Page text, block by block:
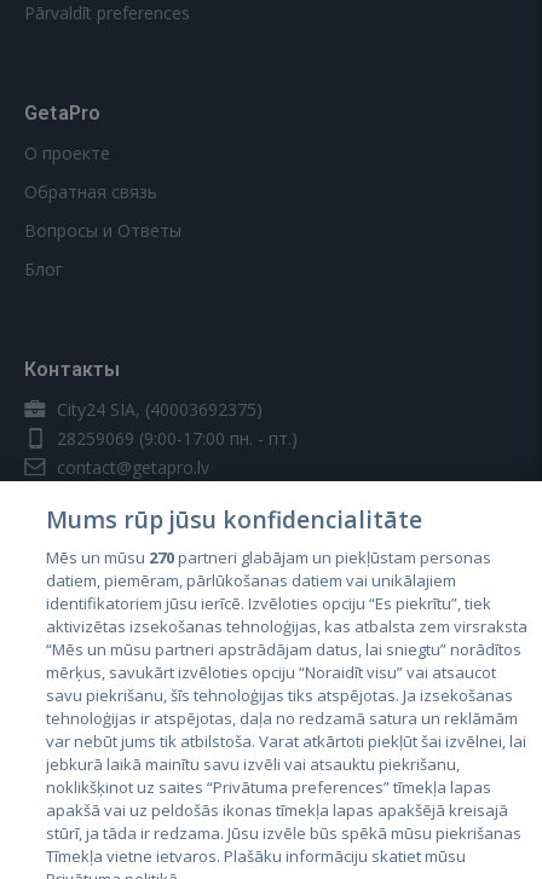
Pārvaldīt preferences
GetaPro
О проекте
Обратная связь
Вопросы и Ответы
Блог
Контакты
City24 SIA, (40003692375)
28259069 (9:00-17:00 пн. - пт.)
contact@getapro.lv
Страны
Эстония
Латвия
Литва
Mums rūp jūsu konfidencialitāte
Mēs un mūsu 270partneri glabājam un piekļūstam personas
datiem, piemēram, pārlūkošanas datiem vai unikālajiem
identifikatoriem jūsu ierīcē. Izvēloties opciju “Es piekrītu”, tiek
aktivizētas izsekošanas tehnoloģijas, kas atbalsta zem virsraksta
“Mēs un mūsu partneri apstrādājam datus, lai sniegtu” norādītos
mērķus, savukārt izvēloties opciju “Noraidīt visu” vai atsaucot
savu piekrišanu, šīs tehnoloģijas tiks atspējotas. Ja izsekošanas
tehnoloģijas ir atspējotas, daļa no redzamā satura un reklāmām
var nebūt jums tik atbilstoša. Varat atkārtoti piekļūt šai izvēlnei, lai
jebkurā laikā mainītu savu izvēli vai atsauktu piekrišanu,
noklikšķinot uz saites “Privātuma preferences” tīmekļa lapas
apakšā vai uz peldošās ikonas tīmekļa lapas apakšējā kreisajā
stūrī, ja tāda ir redzama. Jūsu izvēle būs spēkā mūsu piekrišanas
Tīmekļa vietne ietvaros. Plašāku informāciju skatiet mūsu